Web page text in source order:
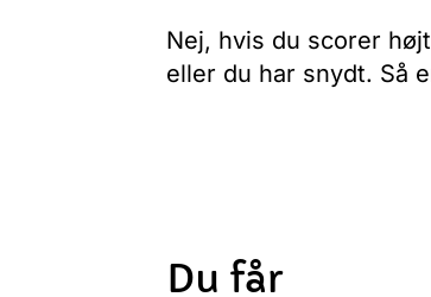
Nej, hvis du scorer
eller du har snydt. Så
Du får